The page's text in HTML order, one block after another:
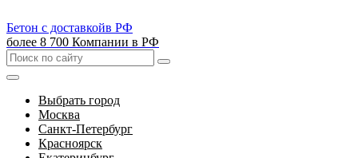
Бетон с доставкойв РФ
более 8 700 Компании в РФ
Выбрать город
Москва
Санкт-Петербург
Красноярск